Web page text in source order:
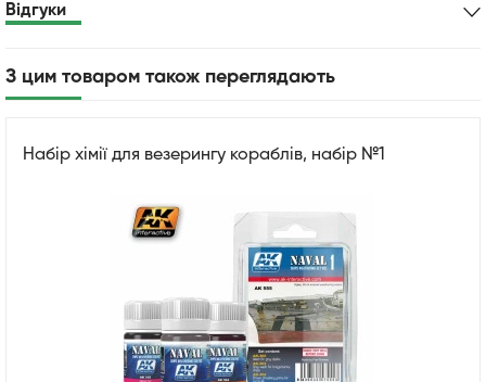
Відгуки
З цим товаром також переглядають
Набір хімії для везерингу кораблів, набір №1